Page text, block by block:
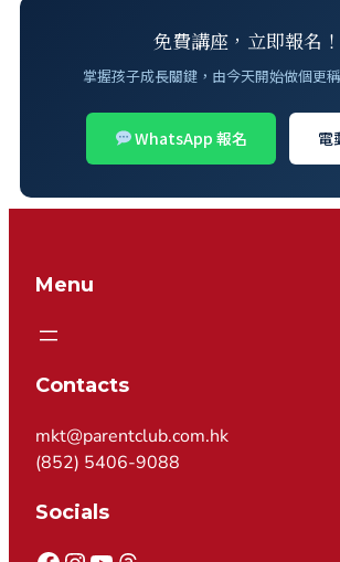
免費講座，立即報名！
掌握孩子成長關鍵，由今天開始做個更
WhatsApp 報名 電
Menu
Contacts
mkt@parentclub.com.hk
(852) 5406-9088
Socials